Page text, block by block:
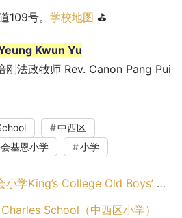
109号。 学校地图 ⛳
Kwun Yu
刚法政牧师 Rev. Canon Pang Pui
中西区
基恩小学 小学
Old Boys’ Association Primary School（中西区小学）
School（中西区小学）